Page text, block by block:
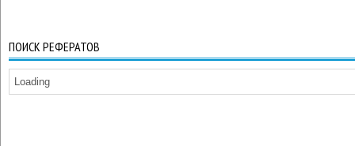
ПОИСК РЕФЕРАТОВ
Loading